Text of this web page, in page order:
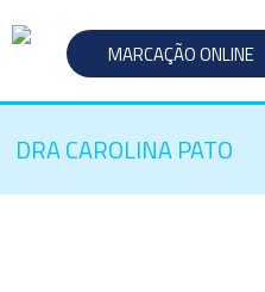
MARCAÇÃO ONLINE
DRA CAROLINA PATO